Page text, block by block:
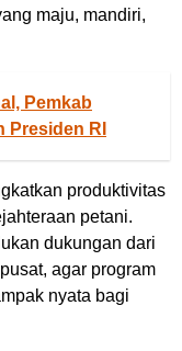
maju, mandiri,
Pemkab
RI
produktivitas
petani.
dukungan dari
agar program
nyata bagi